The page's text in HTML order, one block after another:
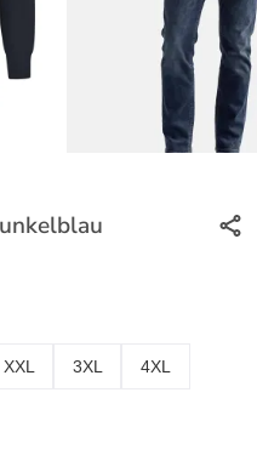
XXL 3XL 4XL